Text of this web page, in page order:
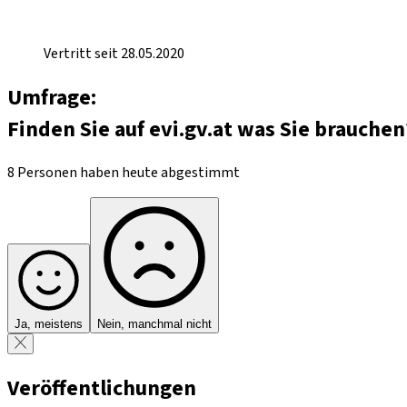
Vertritt seit 28.05.2020
Umfrage:
Finden Sie auf evi.gv.at was Sie
8 Personen haben heute abgestimmt
Ja, meistens Nein, manchmal nicht
Veröffentlichungen